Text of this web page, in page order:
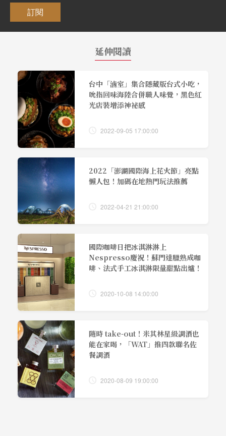
訂閱
延伸閱讀
台中「滷室」集合隱藏版台式小吃，
吮指回味海陸合併職人味覺，黑色紅
光店裝增添神祕感
2022-09-05 17:00:00
2022「澎湖國際海上花火節」亮點
懶人包！加碼在地熱門玩法推薦
2022-04-21 21:00:00
國際咖啡日把冰淇淋淋上
Nespresso慶祝！蘇門達臘熟成咖
啡、法式手工冰淇淋限量甜點出爐！
2020-10-08 14:00:00
隨時 take-out！米其林星級調酒也
能在家喝，「WAT」推四款聯名佐
餐調酒
2020-08-09 19:00:00